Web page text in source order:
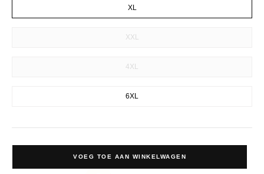
XL
XXL
4XL
6XL
VOEG TOE AAN WINKELWAGEN